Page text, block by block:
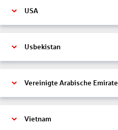
USA
Usbekistan
Vereinigte Arabische Emirate
Vietnam